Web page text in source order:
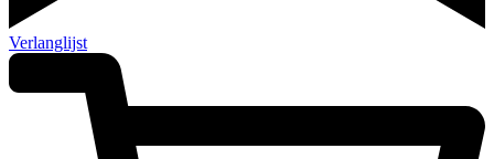
Verlanglijst